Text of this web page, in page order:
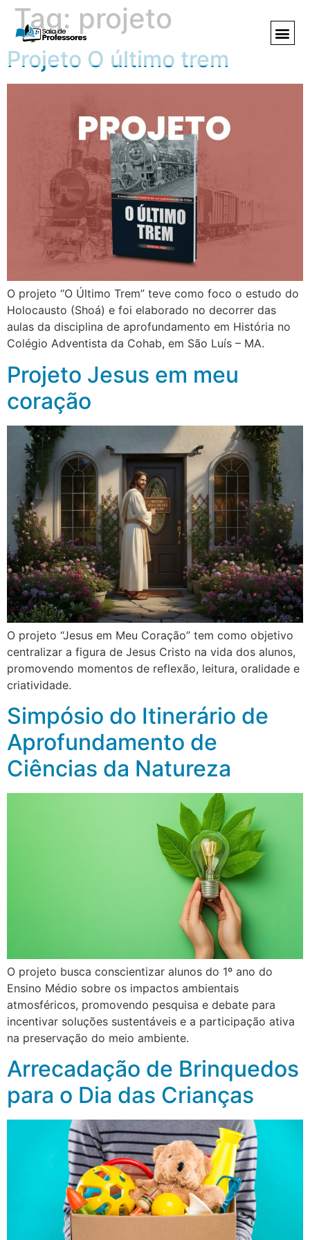
Tag: projeto
Projeto O último trem
O projeto “O Último Trem” teve como foco o estudo do
Holocausto (Shoá) e foi elaborado no decorrer das
aulas da disciplina de aprofundamento em História no
Colégio Adventista da Cohab, em São Luís – MA.
Projeto Jesus em meu
coração
O projeto “Jesus em Meu Coração” tem como objetivo
centralizar a figura de Jesus Cristo na vida dos alunos,
promovendo momentos de reflexão, leitura, oralidade e
criatividade.
Simpósio do Itinerário de
Aprofundamento de
Ciências da Natureza
O projeto busca conscientizar alunos do 1º ano do
Ensino Médio sobre os impactos ambientais
atmosféricos, promovendo pesquisa e debate para
incentivar soluções sustentáveis e a participação ativa
na preservação do meio ambiente.
Arrecadação de Brinquedos
para o Dia das Crianças